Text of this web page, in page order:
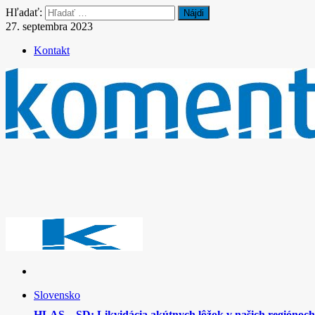
Hľadať:
27. septembra 2023
Kontakt
Slovensko